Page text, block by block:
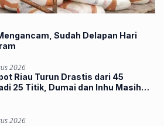
Sudah Delapan Hari
2026
Riau Turun Drastis dari 45
25 Titik, Dumai dan Inhu Masih
2026